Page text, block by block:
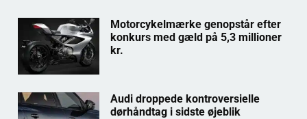
Motorcykelmærke genopstår efter
konkurs med gæld på 5,3 millioner
kr.
Audi droppede kontroversielle
dørhåndtag i sidste øjeblik